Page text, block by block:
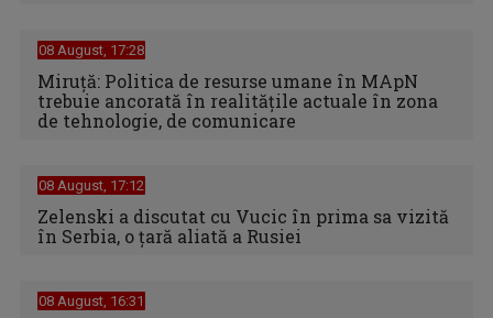
08 August, 17:28
Miruță: Politica de resurse umane în MApN
trebuie ancorată în realitățile actuale în zona
de tehnologie, de comunicare
08 August, 17:12
Zelenski a discutat cu Vucic în prima sa vizită
în Serbia, o ţară aliată a Rusiei
08 August, 16:31